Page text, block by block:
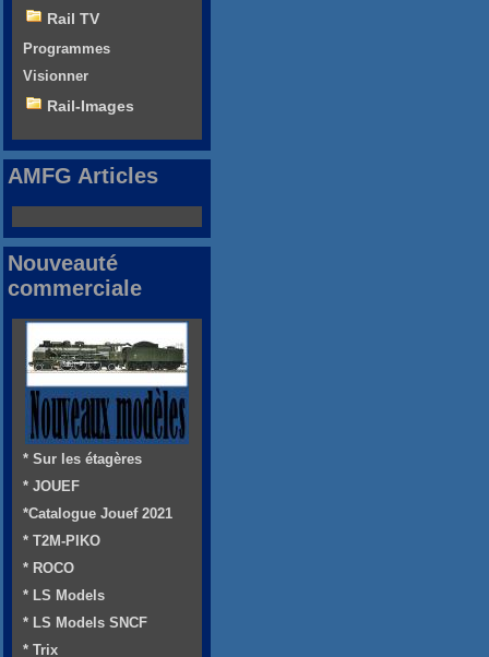
Rail TV
Programmes
Visionner
Rail-Images
AMFG Articles
Nouveauté
commerciale
* Sur les étagères
* JOUEF
*Catalogue Jouef 2021
* T2M-PIKO
* ROCO
* LS Models
* LS Models SNCF
* Trix